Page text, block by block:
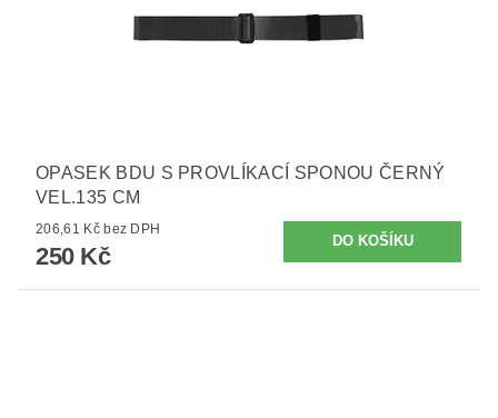
OPASEK BDU S PROVLÍKACÍ SPONOU ČERNÝ
VEL.135 CM
206,61 Kč bez DPH
250 Kč